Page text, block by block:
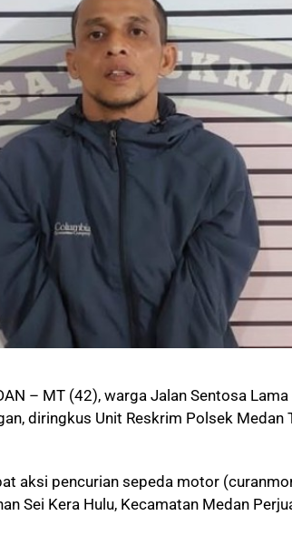
– MT (42), warga Jalan Sentosa
diringkus Unit Reskrim Polsek Medan
aksi pencurian sepeda motor
Sei Kera Hulu, Kecamatan Medan